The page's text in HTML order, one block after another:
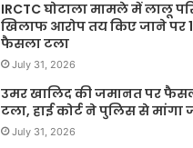
IRCTC घोटाला मामले में लालू
खिलाफ आरोप तय किए जाने पर
फैसला टला
July 31, 2026
उमर खालिद की जमानत पर
टला, हाई कोर्ट ने पुलिस से मांगा
July 31, 2026